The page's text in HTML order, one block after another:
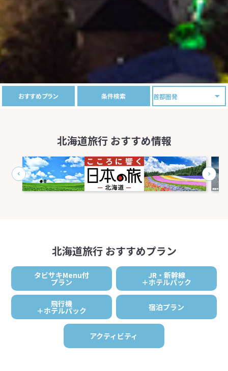
おすすめプラン 条件検索
北海道旅行 おすすめ情報
北海道旅行 おすすめプラン
タビサキMenu付
プラン
JR・新幹線
＋ホテルパック
飛行機
＋ホテルパック 宿泊プラン
アクティビティ